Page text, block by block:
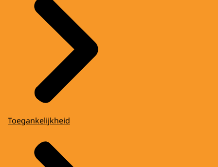
Toegankelijkheid